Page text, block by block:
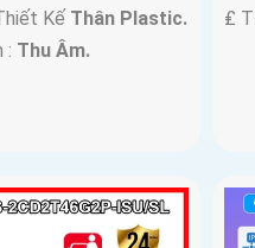
Kế Thân Plastic.
: Thu Âm.
️₤